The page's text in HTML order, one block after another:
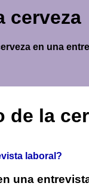
cerveza
en una
de la
laboral?
una